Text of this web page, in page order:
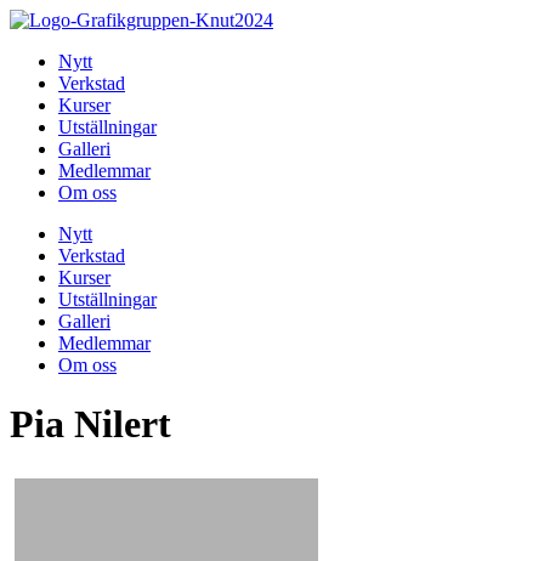
Hoppa
innehållNytt
Verkstad
Kurser
Utställningar
Galleri
Medlemmar
Om oss
Nytt
Verkstad
Kurser
Utställningar
Galleri
Medlemmar
Om oss
Pia Nilert